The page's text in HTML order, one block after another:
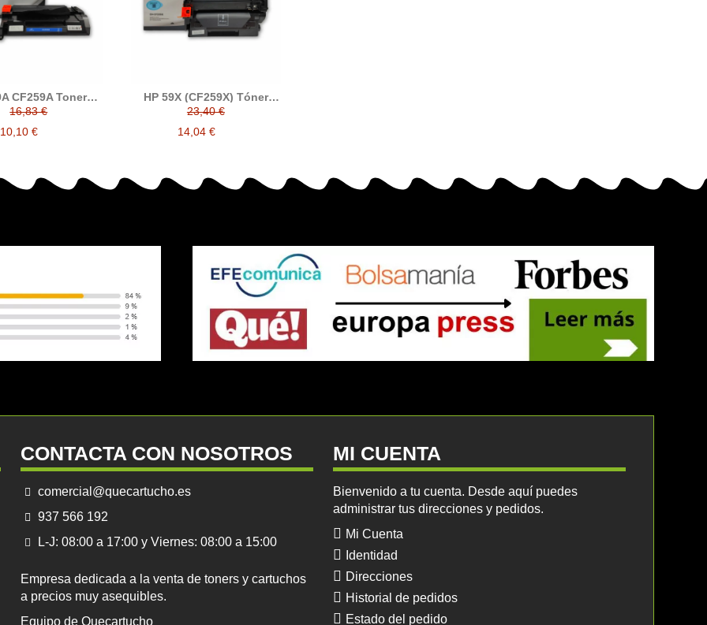
CF259A Toner
16,83 €
10,10 €
HP 59X (CF259X) Tóner
compatible
23,40 €
14,04 €
CONTACTA CON NOSOTROS
comercial@quecartucho.es
937 566 192
L-J: 08:00 a 17:00 y Viernes: 08:00 a 15:00
Empresa dedicada a la venta de toners y cartuchos
a precios muy asequibles.
Equipo de Quecartucho
MI CUENTA
Bienvenido a tu cuenta. Desde aquí puedes
administrar tus direcciones y pedidos.
Mi Cuenta
Identidad
Direcciones
Historial de pedidos
Estado del pedido